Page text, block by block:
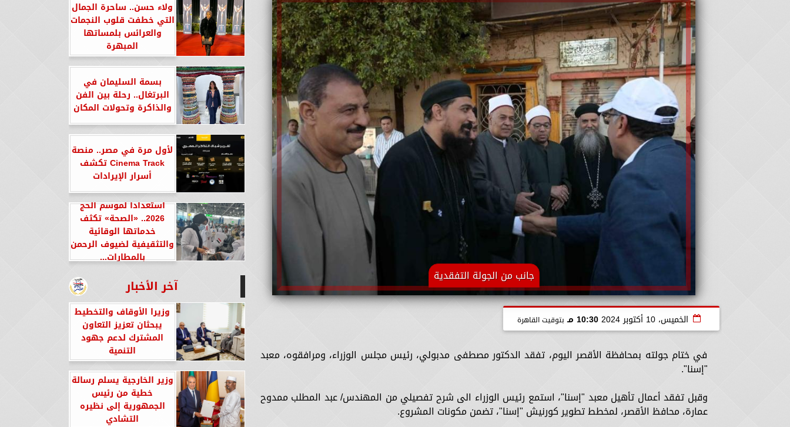
جانب من الجولة التفقدية
الخميس، 10 أكتوبر 2024 10:30 مـ بتوقيت القاهرة
في ختام جولته بمحافظة الأقصر اليوم، تفقد الدكتور مصطفى مدبولي، رئيس مجلس الوزراء، ومرافقوه، معبد
"إسنا".
وقبل تفقد أعمال تأهيل معبد "إسنا"، استمع رئيس الوزراء الى شرح تفصيلي من المهندس/ عبد المطلب ممدوح
عمارة، محافظ الأقصر، لمخطط تطوير كورنيش "إسنا"، تضمن مكونات المشروع.
ولاء حسن.. ساحرة الجمال
التي خطفت قلوب النجمات
والعرائس بلمساتها
المبهرة
بسمة السليمان في
البرتغال.. رحلة بين الفن
والذاكرة وتحولات المكان
لأول مرة في مصر.. منصة
Cinema Track تكشف
أسرار الإيرادات
استعدادا لموسم الحج
2026.. «الصحة» تكثف
خدماتها الوقائية
والتثقيفية لضيوف الرحمن
بالمطارات...
آخر الأخبار
وزيرا الأوقاف والتخطيط
يبحثان تعزيز التعاون
المشترك لدعم جهود
التنمية
وزير الخارجية يسلم رسالة
خطية من رئيس
الجمهورية إلى نظيره
التشادي